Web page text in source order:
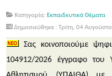
Κατηγορία: Εκπαιδευτικά Θέματα
Δημοσιεύθηκε : Τρίτη, 04
Σας κοινοποιούμε
104912/2026 έγγραφο του